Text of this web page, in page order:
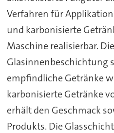
Verfahren für
und karbonisierte
Maschine realisierbar. Die
Glasinnenbeschichtung
empfindliche Getränke
karbonisierte Getränke
erhält den Geschmack
Produkts. Die